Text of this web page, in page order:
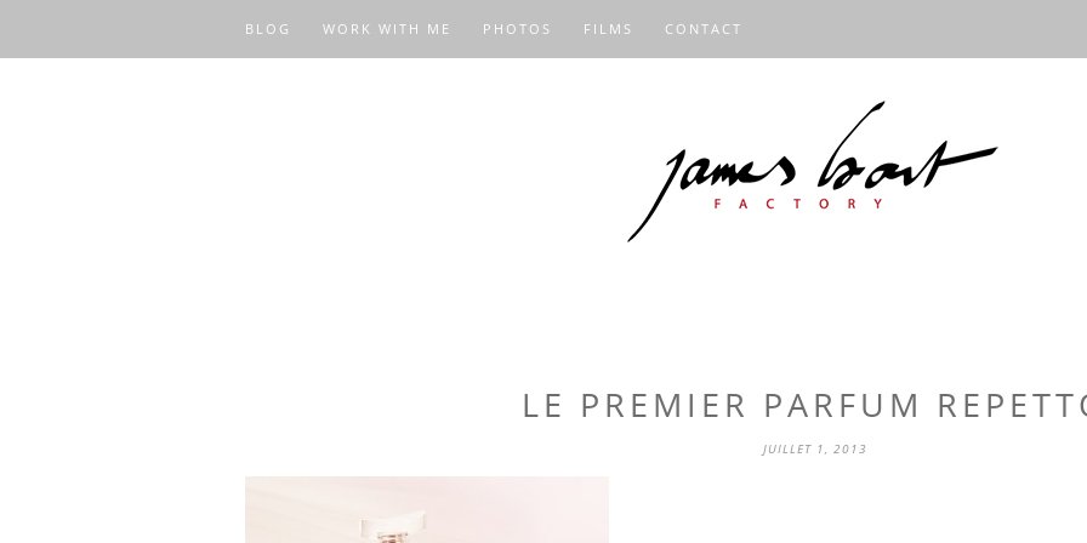
BLOG WORK WITH ME PHOTOS FILMS CONTACT
LE PREMIER PARFUM
JUILLET 1, 2013